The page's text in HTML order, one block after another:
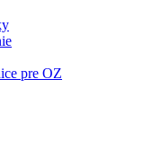
pre OZ